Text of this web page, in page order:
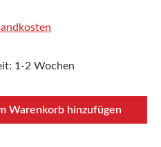
1-2 Wochen
den gewünschten
Warenkorb hinzufügen